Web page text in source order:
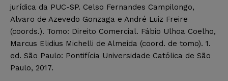
jurídica da PUC-SP. Celso Fernandes Campilongo,
Alvaro de Azevedo Gonzaga e André Luiz Freire
(coords.). Tomo: Direito Comercial. Fábio Ulhoa Coelho,
Marcus Elidius Michelli de Almeida (coord. de tomo). 1.
ed. São Paulo: Pontifícia Universidade Católica de São
Paulo, 2017.